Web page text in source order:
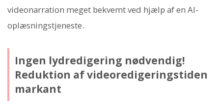
videonarration meget bekvemt ved hjælp af en AI-
oplæsningstjeneste.
Ingen lydredigering nødvendig!
Reduktion af videoredigeringstiden
markant